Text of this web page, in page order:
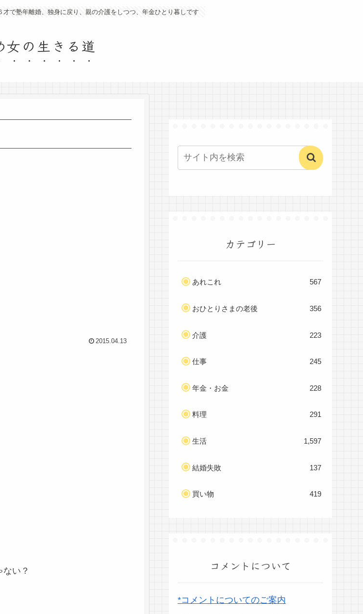
で塾年離婚、独身に戻り、親の介護をしつつ、年金ひとり暮しです
女の生きる道
2015.04.13
い？
カテゴリー
あれこれ 567
おひとりさまの老後 356
介護 223
仕事 245
年金・お金 228
料理 291
生活 1,597
結婚失敗 137
買い物 419
コメントについて
*コメントについてのご案内